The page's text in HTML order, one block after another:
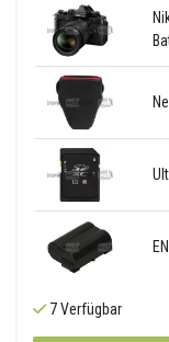
7 Verfügbar